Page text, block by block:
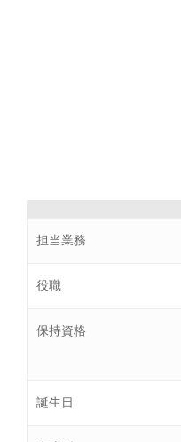
担当業務
役職
保持資格
誕生日